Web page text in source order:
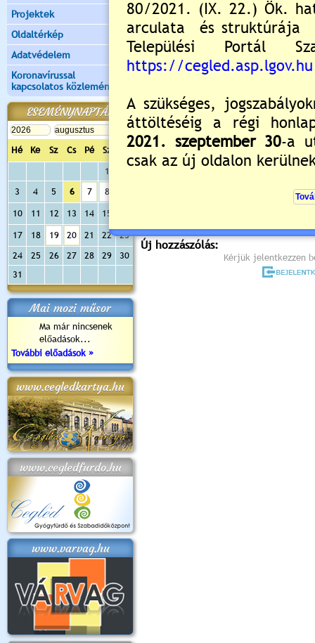
Projektek
Oldaltérkép
Adatvédelem
Koronavírussal
kapcsolatos közlemények
ESEMÉNYNAPTÁR
Hé Ke Sz Cs Pé Sz
Va
1
3
4 5 6 7 8
10 11 12 13 14 15
17 18 19 20 21 22
23
24
25 26 27 28 29
30
31
Mai mozi műsor
Ma már nincsenek
előadások...
További előadások »
www.cegledkartya.hu
www.cegledfurdo.hu
www.varvag.hu
Értékelés: 5 /2
Új hozzászólás:
Kérjük jelentkezzen